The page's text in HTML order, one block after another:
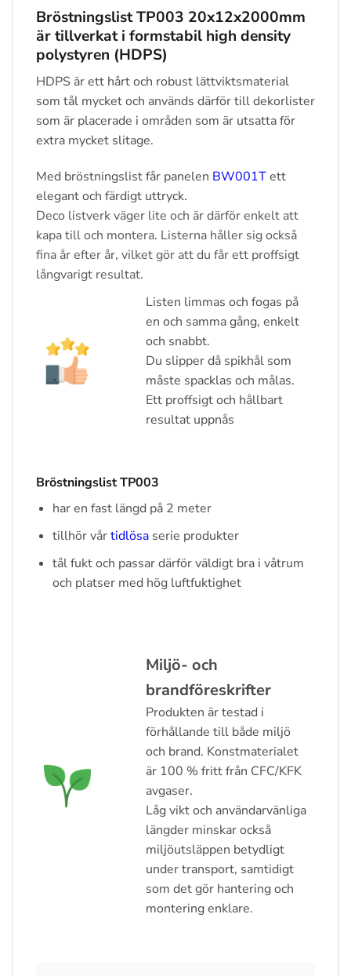
Bröstningslist TP003 20x12x2000mm
är tillverkat i formstabil high density
polystyren (HDPS)
HDPS är ett hårt och robust lättviktsmaterial
som tål mycket och används därför till dekorlister
som är placerade i områden som är utsatta för
extra mycket slitage.
Med bröstningslist får panelen BW001Tett
elegant och färdigt uttryck.
Deco listverk väger lite och är därför enkelt att
kapa till och montera. Listerna håller sig också
fina år efter år, vilket gör att du får ett proffsigt
långvarigt resultat.
Listen limmas och fogas på
en och samma gång, enkelt
och snabbt.
Du slipper då spikhål som
måste spacklas och målas.
Ett proffsigt och hållbart
resultat uppnås
Bröstningslist TP003
har en fast längd på 2 meter
tillhör vårtidlösaserie produkter
tål fukt och passar därför väldigt bra i våtrum
och platser med hög luftfuktighet
Miljö- och
brandföreskrifter
Produkten är testad i
förhållande till både miljö
och brand. Konstmaterialet
är 100 % fritt från CFC/KFK
avgaser.
Låg vikt och användarvänliga
längder minskar också
miljöutsläppen betydligt
under transport, samtidigt
som det gör hantering och
montering enklare.